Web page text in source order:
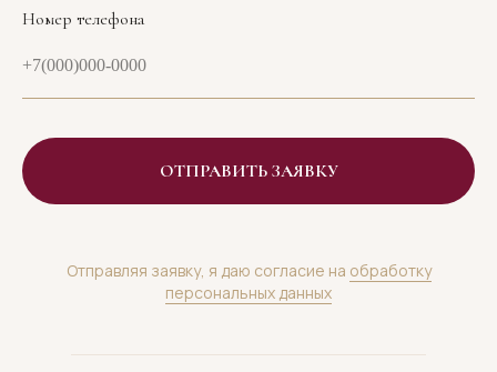
Номер телефона
ОТПРАВИТЬ ЗАЯВКУ
Отправляя заявку, я даю согласие на обработку
персональных данных